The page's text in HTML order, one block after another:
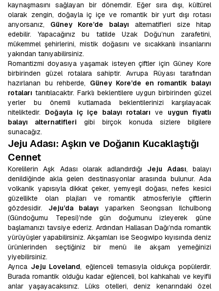
kaynaşmasını sağlayan bir dönemdir. Eğer sıra dışı, kültürel
olarak zengin, doğayla iç içe ve romantik bir yurt dışı rotası
arıyorsanız, Güney Kore’de balayı alternatifleri size hitap
edebilir. Yapacağınız bu tatilde Uzak Doğu’nun zarafetini,
mükemmel şehirlerini, mistik doğasını ve sıcakkanlı insanlarını
yakından tanıyabilirsiniz.
Romantizmi doyasıya yaşamak isteyen çiftler için Güney Kore
birbirinden güzel rotalara sahiptir. Avrupa Rüyası tarafından
hazırlanan bu rehberde, Güney Kore’de en romantik balayı
rotaları tanıtılacaktır. Farklı beklentilere uygun birbirinden güzel
yerler bu önemli kutlamada beklentilerinizi karşılayacak
niteliktedir. Doğayla iç içe balayı rotaları ve uygun fiyatlı
balayı alternatifleri gibi birçok konuda sizlere bilgilere
sunacağız.
Jeju Adası: Aşkın ve Doğanın Kucaklaştığı
Cennet
Korelilerin Aşk Adası olarak adlandırdığı Jeju Adası, balayı
denildiğinde akla gelen destinasyonlar arasında bulunur. Ada
volkanik yapısıyla dikkat çeker, yemyeşil doğası, nefes kesici
güzellikte olan plajları ve romantik atmosferiyle çiftlerin
gözdesidir. Jeju’da balayı yaparken Seongsan Ilchulbong
(Gündoğumu Tepesi)’nde gün doğumunu izleyerek güne
başlamanızı tavsiye ederiz. Ardından Hallasan Dağı’nda romantik
yürüyüşler yapabilirsiniz. Akşamları ise Seogwipo kıyısında deniz
ürünlerinden seçtiğiniz bir menü ile akşam yemeğinizi
yiyebilirsiniz.
Ayrıca Jeju Loveland, eğlenceli temasıyla oldukça popülerdir.
Burada romantik olduğu kadar eğlenceli, bol kahkahalı ve keyifli
anlar yaşayacaksınız. Lüks otelleri, deniz kenarındaki özel